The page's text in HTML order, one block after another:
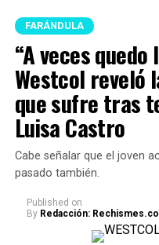
Y hace unas horas, la
dudas que surgieron
señalamientos. Según se
de ser una “viuda
respecto.
“La viuda
con ese
gustaría
utilizando y
vendiendo
es, y la
otra vez en
sea falso,
inició.
Y agregó:
FARÁNDULA
“A veces
Westcol reveló
que sufre tras
Luisa Castro
Cabe señalar que el joven
pasado también.
Published on
By Redacción: